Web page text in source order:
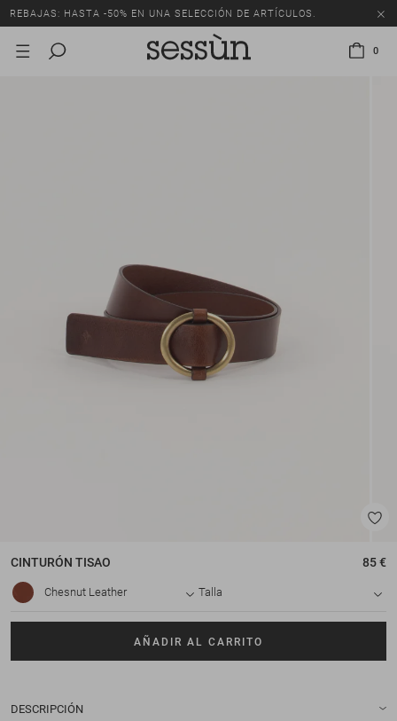
REBAJAS: HASTA -50% EN UNA SELECCIÓN DE ARTÍCULOS.
0
CINTURÓN TISAO 85 €
Chesnut Leather Talla
AÑADIR AL CARRITO
DESCRIPCIÓN